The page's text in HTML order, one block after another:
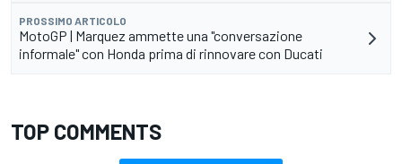
PROSSIMO ARTICOLO
MotoGP | Marquez ammette una "conversazione
informale" con Honda prima di rinnovare con Ducati
TOP COMMENTS